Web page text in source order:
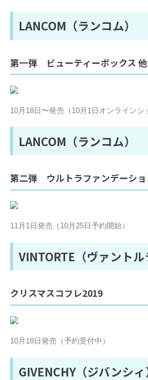
LANCOM（ランコム）
第一弾 ビューティーボックス 他
10月18日〜発売（10月1日オンラインシ
LANCOM（ランコム）
第二弾 ウルトラファンデーショ
11月1日発売（10月25日予約開始）
VINTORTE（ヴァントル
クリスマスコフレ2019
10月18日発売（予約受付中）
GIVENCHY（ジバンシィ